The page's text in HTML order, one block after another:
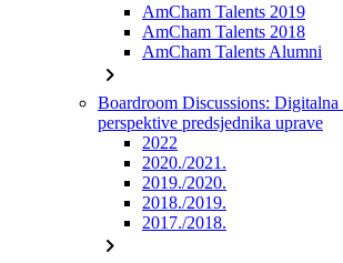
AmCham Talents 2019
AmCham Talents 2018
AmCham Talents Alumni
chevron_right
Boardroom Discussions:
perspektive predsjednika uprave
2022
2020./2021.
2019./2020.
2018./2019.
2017./2018.
chevron_right